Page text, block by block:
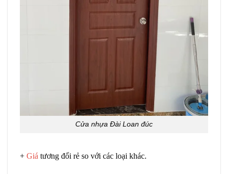
Cửa nhựa Đài Loan đúc
+ Giá tương đối rẻ so với các loại khác.